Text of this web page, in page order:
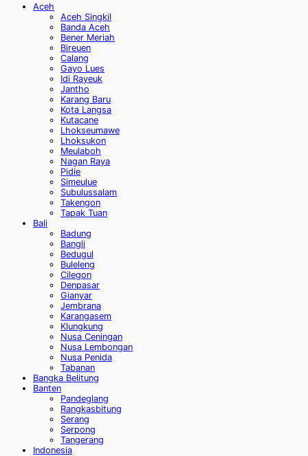
Aceh
Aceh Singkil
Banda Aceh
Bener Meriah
Bireuen
Calang
Gayo Lues
Idi Rayeuk
Jantho
Karang Baru
Kota Langsa
Kutacane
Lhokseumawe
Lhoksukon
Meulaboh
Nagan Raya
Pidie
Simeulue
Subulussalam
Takengon
Tapak Tuan
Bali
Badung
Bangli
Bedugul
Buleleng
Cilegon
Denpasar
Gianyar
Jembrana
Karangasem
Klungkung
Nusa Ceningan
Nusa Lembongan
Nusa Penida
Tabanan
Bangka Belitung
Banten
Pandeglang
Rangkasbitung
Serang
Serpong
Tangerang
Indonesia